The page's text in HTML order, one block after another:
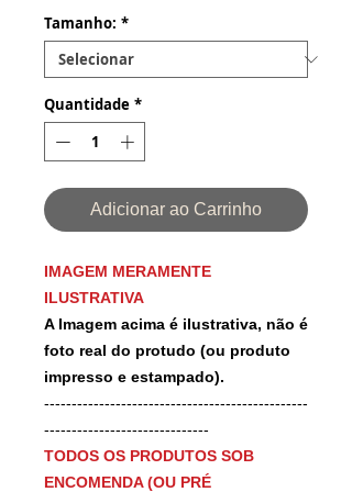
Tamanho: *
Quantidade *
Adicionar ao Carrinho
IMAGEM MERAMENTE
ILUSTRATIVA
A Imagem acima é ilustrativa, não é
foto real do protudo (ou produto
impresso e estampado).
------------------------------------------------
------------------------------
TODOS OS PRODUTOS SOB
ENCOMENDA (OU PRÉ